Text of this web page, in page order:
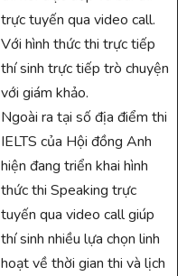
trực tuyến qua video call.
Với hình thức thi trực tiếp
thí sinh trực tiếp trò chuyện
với giám khảo.
Ngoài ra tại số địa điểm thi
IELTS của Hội đồng Anh
hiện đang triển khai hình
thức thi Speaking trực
tuyến qua video call giúp
thí sinh nhiều lựa chọn linh
hoạt về thời gian thi và lịch